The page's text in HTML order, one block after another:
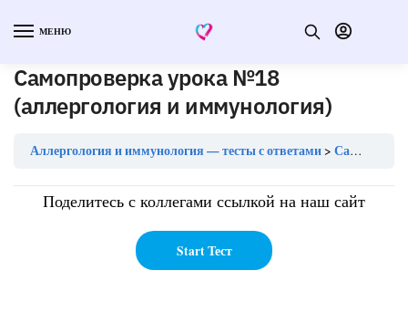
МЕНЮ
Самопроверка урока №18
(аллергология и иммунология)
Аллергология и иммунология — тесты с ответами Самопроверка урока №18 (аллергология и иммунология)
Поделитесь с коллегами ссылкой на наш сайт